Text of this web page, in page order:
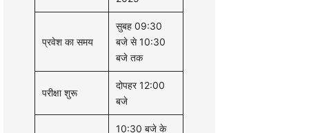
प्रवेश का समय
सुबह 09:30
बजे से 10:30
बजे तक
परीक्षा शुरू
दोपहर 12:00
बजे
10:30 बजे के